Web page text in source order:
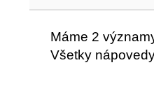
Máme 2
Všetky